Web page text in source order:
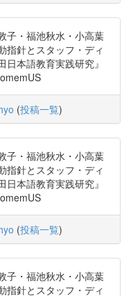
子・福池秋水・小高葉
指針とスタッフ・ディ
本語教育実践研究』
(投稿一覧)
子・福池秋水・小高葉
指針とスタッフ・ディ
本語教育実践研究』
(投稿一覧)
子・福池秋水・小高葉
指針とスタッフ・ディ